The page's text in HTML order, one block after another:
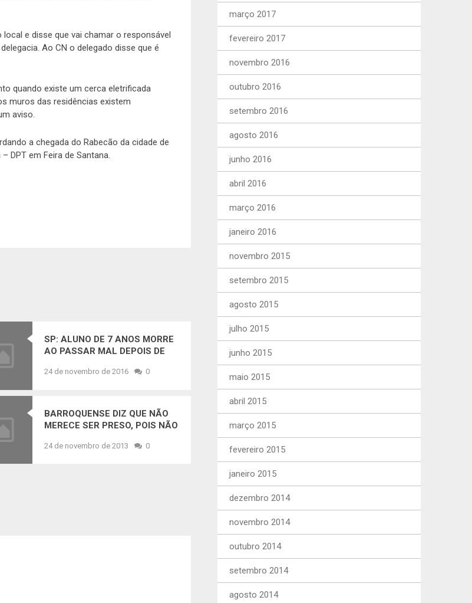
e disse que vai chamar o responsável
Ao CN o delegado disse que é
quando existe um cerca eletrificada
muros das residências existem
aviso.
a chegada do Rabecão da cidade de
DPT em Feira de Santana.
SP: ALUNO DE 7 ANOS MORRE
AO PASSAR MAL DEPOIS DE
24 de novembro de 2016 0
BARROQUENSE DIZ QUE NÃO
MERECE SER PRESO, POIS NÃO
FAZER.
24 de novembro de 2013 0
março 2017
fevereiro 2017
novembro 2016
outubro 2016
setembro 2016
agosto 2016
junho 2016
abril 2016
março 2016
janeiro 2016
novembro 2015
setembro 2015
agosto 2015
julho 2015
junho 2015
maio 2015
abril 2015
março 2015
fevereiro 2015
janeiro 2015
dezembro 2014
novembro 2014
outubro 2014
setembro 2014
agosto 2014